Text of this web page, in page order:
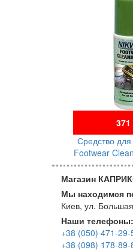
371
Средство
Footwear
Магазин
Мы находимся
Киев, ул.
Наши телефоны:
+38 (050) 471-29-
+38 (098) 178-89-